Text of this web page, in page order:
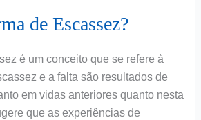
de Escassez?
é um conceito que se refere à
e a falta são resultados de
em vidas anteriores quanto nesta
que as experiências de